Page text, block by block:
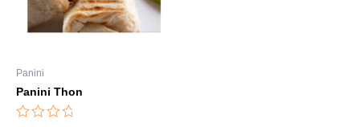
Panini
Panini Thon